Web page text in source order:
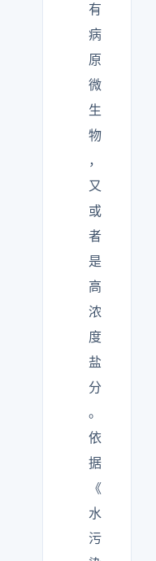
有
病
原
微
生
物
，
又
或
者
是
高
浓
度
盐
分
。
依
据
《
水
污